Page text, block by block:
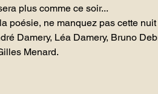
plus comme ce soir...
poésie, ne manquez pas cette nuit
Damery, Léa Damery, Bruno
Menard.